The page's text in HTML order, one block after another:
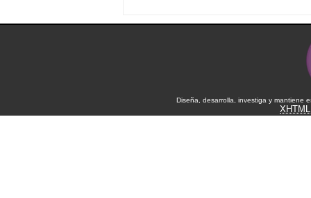
Diseña, desarrolla, investiga y mantiene
XHTML